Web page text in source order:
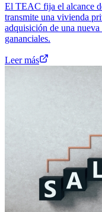
El TEAC fija el alcance
transmite una vivienda
adquisición de una
gananciales.
Leer más